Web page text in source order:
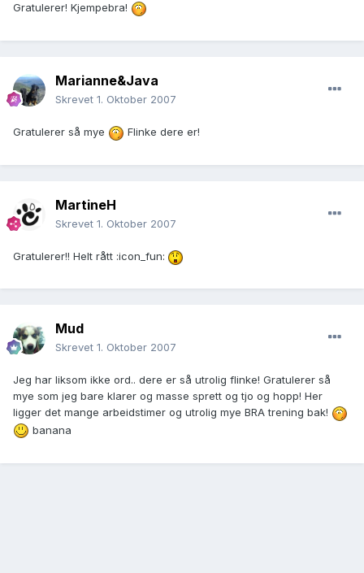
Gratulerer! Kjempebra!
Marianne&Java
Skrevet 1. Oktober 2007
Gratulerer så mye Flinke dere er!
MartineH
Skrevet 1. Oktober 2007
Gratulerer!! Helt rått :icon_fun:
Mud
Skrevet 1. Oktober 2007
Jeg har liksom ikke ord.. dere er så utrolig flinke! Gratulerer så
mye som jeg bare klarer og masse sprett og tjo og hopp! Her
ligger det mange arbeidstimer og utrolig mye BRA trening bak!
banana